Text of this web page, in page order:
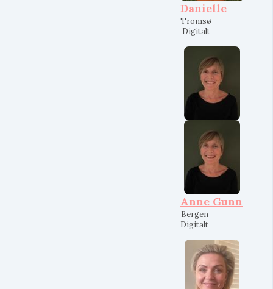
Danielle
Tromsø
Digitalt
Anne Gunn
Bergen
Digitalt